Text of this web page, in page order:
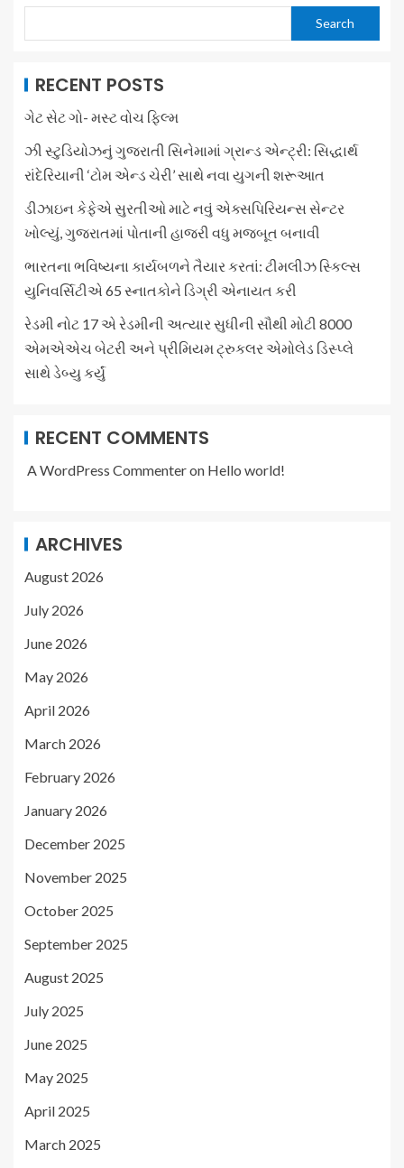
Search
RECENT POSTS
ગેટ સેટ ગો- મસ્ટ વોચ ફિલ્મ
ઝી સ્ટુડિયોઝનું ગુજરાતી સિનેમામાં ગ્રાન્ડ એન્ટ્રી: સિદ્ધાર્થ
રાંદેરિયાની ‘ટોમ એન્ડ ચેરી’ સાથે નવા યુગની શરૂઆત
ડીઝાઇન કેફેએ સુરતીઓ માટે નવું એક્સપિરિયન્સ સેન્ટર
ખોલ્યું, ગુજરાતમાં પોતાની હાજરી વધુ મજબૂત બનાવી
ભારતના ભવિષ્યના કાર્યબળને તૈયાર કરતાં: ટીમલીઝ સ્કિલ્સ
યુનિવર્સિટીએ 65 સ્નાતકોને ડિગ્રી એનાયત કરી
રેડમી નોટ 17 એ રેડમીની અત્યાર સુધીની સૌથી મોટી 8000
એમએએચ બેટરી અને પ્રીમિયમ ટ્રુકલર એમોલેડ ડિસ્પ્લે
સાથે ડેબ્યુ કર્યું
RECENT COMMENTS
A WordPress Commenteron Hello world!
ARCHIVES
August 2026
July 2026
June 2026
May 2026
April 2026
March 2026
February 2026
January 2026
December 2025
November 2025
October 2025
September 2025
August 2025
July 2025
June 2025
May 2025
April 2025
March 2025